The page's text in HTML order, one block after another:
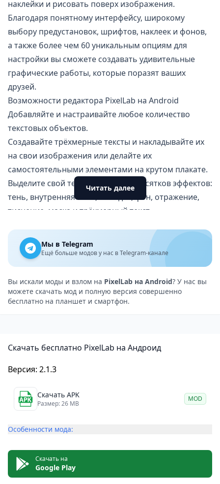
наклейки и рисовать поверх изображения.
Благодаря понятному интерфейсу, широкому
выбору предустановок, шрифтов, наклеек и фонов,
а также более чем 60 уникальным опциям для
настройки вы сможете создавать удивительные
графические работы, которые поразят ваших
друзей.
Возможности редактора PixelLab на Android
Добавляйте и настраивайте любое количество
текстовых объектов.
Создавайте трёхмерные тексты и накладывайте их
на свои изображения или делайте их
самостоятельными элементами на крутом плакате.
Выделите свой текст с помощью десятков эффектов:
тень, внутренняя тень, обводка, фон, отражение,
тиснение, маска и трёхмерный текст.
заливки: простой цвет, линейный градиент,
радиальный градиент или текстура изображения.
Выберите из 100+ вручную подобранных шрифтов
или используйте свои собственные.
Добавляйте и настраивайте любые наклейки,
смайлики или фигуры.
Выберите размер пера, цвет и нарисуйте всё, что
фигура, и вы сможете изменить его размер,
повернуть или добавить тень.
Создайте цветной, градиентный фон или фон из
Сохраните всё, что вы делаете, как проект для
Удалите фон: будь то зелёный, синий экран или
просто белый фон за объектом на изображении из
Читать далее
Мы в Telegram
Ещё больше модов у нас в Telegram-канале
Вы искали моды и взлом на PixelLab на Android? У нас вы
можете скачать мод и полную версия совершенно
бесплатно на планшет и смартфон.
Скачать бесплатно PixelLab на Андроид
Версия: 2.1.3
Скачать APK
Размер: 26 MB
MOD
Особенности мода:
Скачать на
Google Play